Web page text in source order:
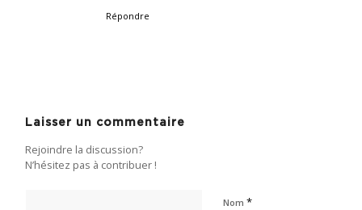
Répondre
Laisser un commentaire
Rejoindre la discussion?
N’hésitez pas à contribuer !
Nom*